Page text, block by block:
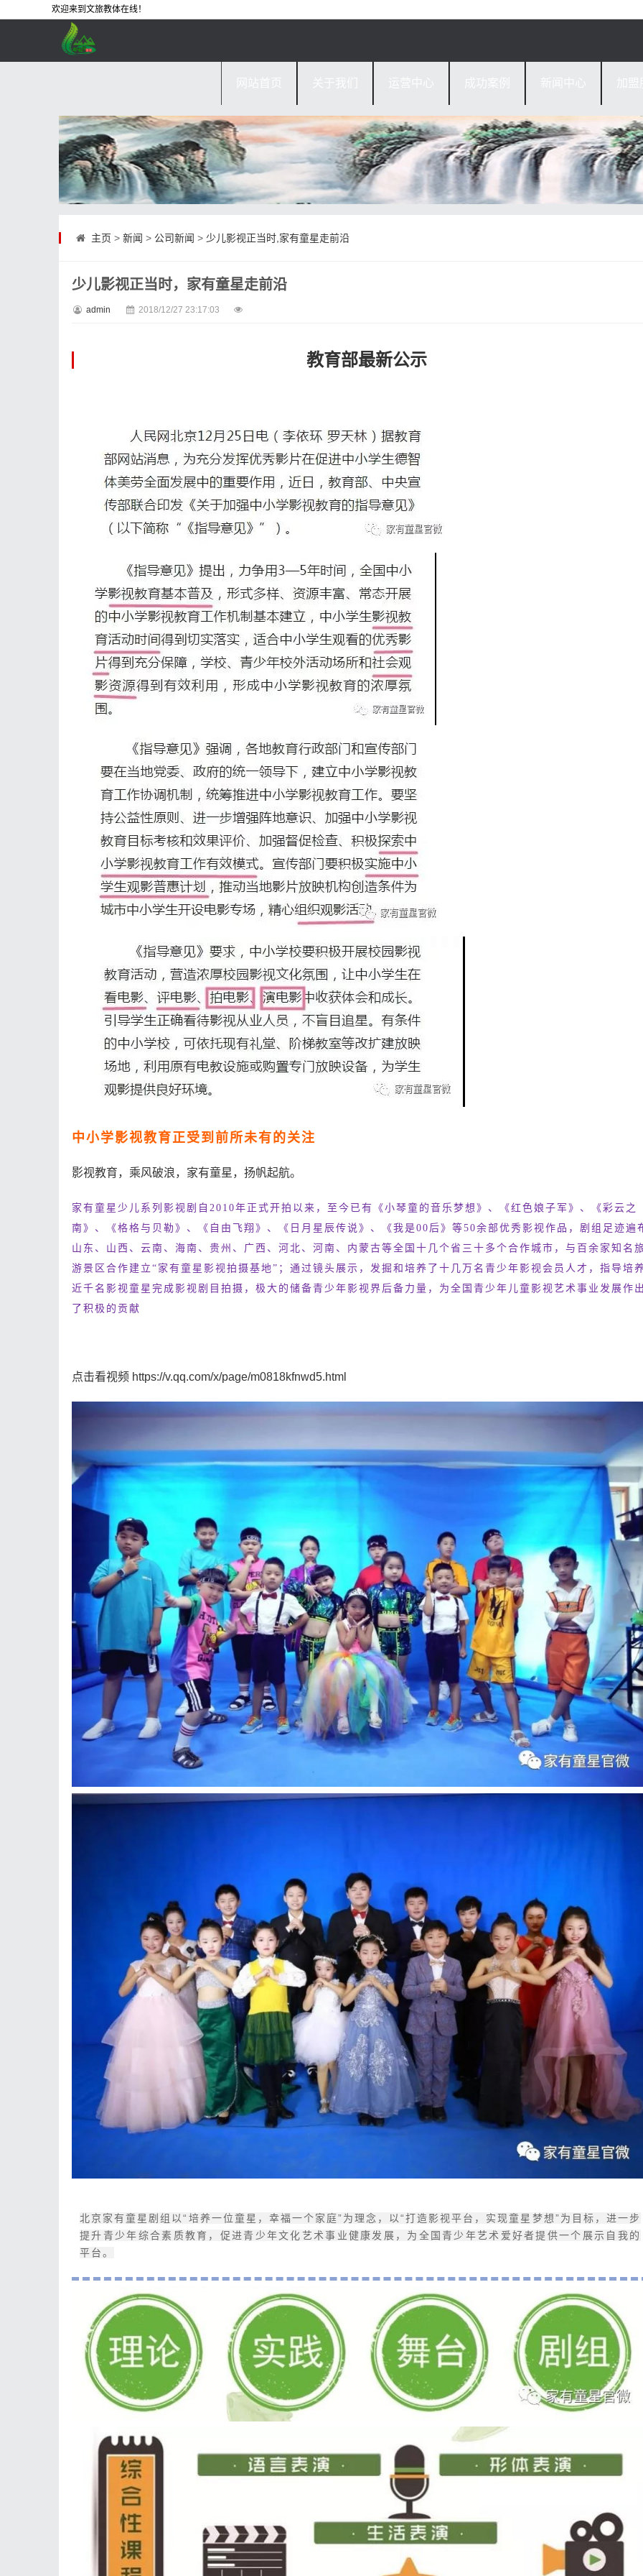
欢迎来到文旅教体在线！
主页 > 新闻 > 公司新闻 > 少儿影视正当时,家有童星走前沿
少儿影视正当时，家有童星走前沿
admin 2018/12/27 23:17:03
教育部最新公示
中小学影视教育正受到前所未有的关注
影视教育，乘风破浪，家有童星，扬帆起航。
家有童星少儿系列影视剧自2010年正式开拍以来，至今已有《小琴童的音乐梦想》、《红色娘子军》、《彩云之
南》、《格格与贝勒》、《自由飞翔》、《日月星辰传说》、《我是00后》等50余部优秀影视作品，剧组足迹遍
山东、山西、云南、海南、贵州、广西、河北、河南、内蒙古等全国十几个省三十多个合作城市，与百余家知名
游景区合作建立“家有童星影视拍摄基地”；通过镜头展示，发掘和培养了十几万名青少年影视会员人才，指导培
近千名影视童星完成影视剧目拍摄，极大的储备青少年影视界后备力量，为全国青少年儿童影视艺术事业发展作
了积极的贡献
点击看视频 https://v.qq.com/x/page/m0818kfnwd5.html
北京家有童星剧组以“培养一位童星，幸福一个家庭”为理念，以“打造影视平台，实现童星梦想”为目标，进一步
提升青少年综合素质教育，促进青少年文化艺术事业健康发展，为全国青少年艺术爱好者提供一个展示自我的
平台。